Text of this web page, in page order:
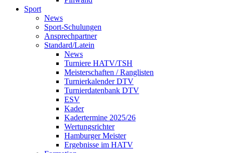
Sport
News
Sport-Schulungen
Ansprechpartner
Standard/Latein
News
Turniere HATV/TSH
Meisterschaften / Ranglisten
Turnierkalender DTV
Turnierdatenbank DTV
ESV
Kader
Kadertermine 2025/26
Wertungsrichter
Hamburger Meister
Ergebnisse im HATV